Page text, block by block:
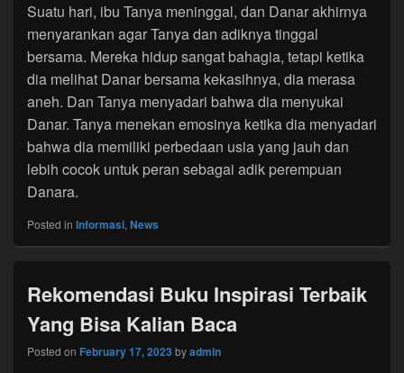
Suatu hari, ibu Tanya meninggal, dan Danar akhirnya
menyarankan agar Tanya dan adiknya tinggal
bersama. Mereka hidup sangat bahagia, tetapi ketika
dia melihat Danar bersama kekasihnya, dia merasa
aneh. Dan Tanya menyadari bahwa dia menyukai
Danar. Tanya menekan emosinya ketika dia menyadari
bahwa dia memiliki perbedaan usia yang jauh dan
lebih cocok untuk peran sebagai adik perempuan
Danara.
Posted in Informasi, News
Rekomendasi Buku Inspirasi Terbaik
Yang Bisa Kalian Baca
Posted on February 17, 2023 byadmin